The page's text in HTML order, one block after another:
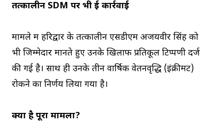
तत्कालीन SDM पर भी हुई कार्रवाई
मामले में हरिद्वार के तत्कालीन एसडीएम अजयवीर सिंह को
भी जिम्मेदार मानते हुए उनके खिलाफ प्रतिकूल टिप्पणी दर्ज
की गई है। साथ ही उनके तीन वार्षिक वेतनवृद्धि (इंक्रीमेंट)
रोकने का निर्णय लिया गया है।
क्या है पूरा मामला?